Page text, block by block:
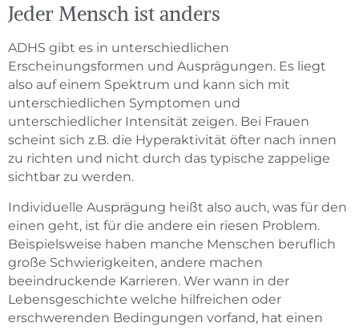
Jeder Mensch ist anders
ADHS gibt es in unterschiedlichen
Erscheinungsformen und Ausprägungen. Es liegt
also auf einem Spektrum und kann sich mit
unterschiedlichen Symptomen und
unterschiedlicher Intensität zeigen. Bei Frauen
scheint sich z.B. die Hyperaktivität öfter nach innen
zu richten und nicht durch das typische zappelige
sichtbar zu werden.
Individuelle Ausprägung heißt also auch, was für den
einen geht, ist für die andere ein riesen Problem.
Beispielsweise haben manche Menschen beruflich
große Schwierigkeiten, andere machen
beeindruckende Karrieren. Wer wann in der
Lebensgeschichte welche hilfreichen oder
erschwerenden Bedingungen vorfand, hat einen